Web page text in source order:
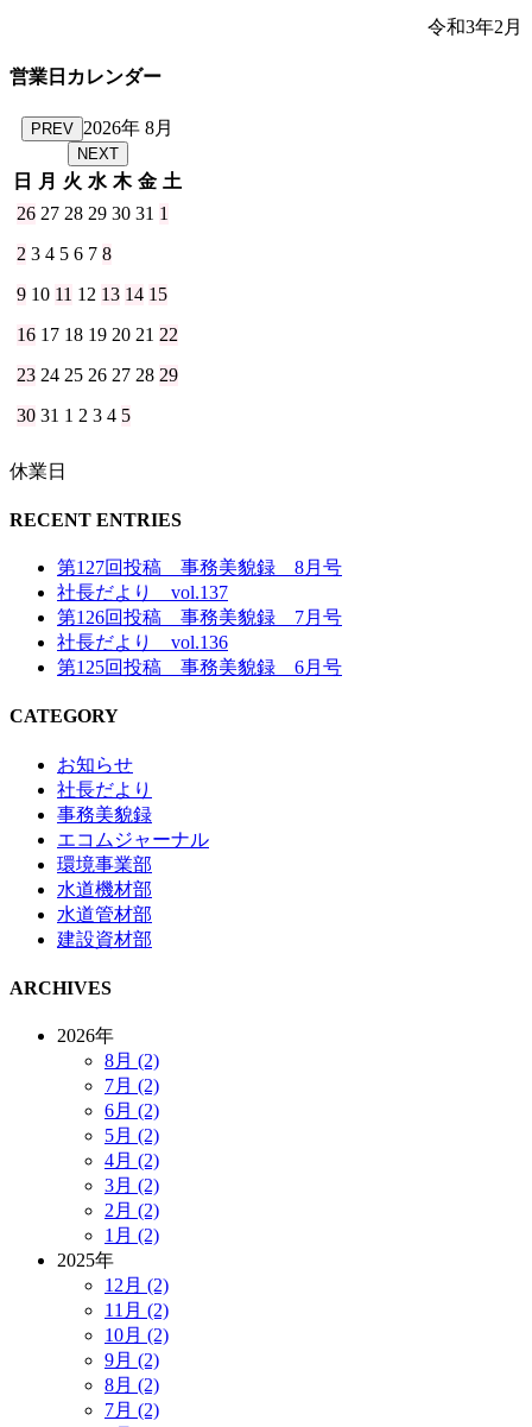
令和3年2月
営業日カレンダー
PREV 2026年 8月
NEXT
日 月 火 水 木 金 土
26 27 28 29 30 31 1
2 3 4 5 6 7 8
9 10 11 12 13 14 15
16 17 18 19 20 21 22
23 24 25 26 27 28 29
30 31 1 2 3 4 5
休業日
RECENT ENTRIES
第127回投稿 事務美貌録 8月号
社長だより vol.137
第126回投稿 事務美貌録 7月号
社長だより vol.136
第125回投稿 事務美貌録 6月号
CATEGORY
お知らせ
社長だより
事務美貌録
エコムジャーナル
環境事業部
水道機材部
水道管材部
建設資材部
ARCHIVES
2026年
8月 (2)
7月 (2)
6月 (2)
5月 (2)
4月 (2)
3月 (2)
2月 (2)
1月 (2)
2025年
12月 (2)
11月 (2)
10月 (2)
9月 (2)
8月 (2)
7月 (2)